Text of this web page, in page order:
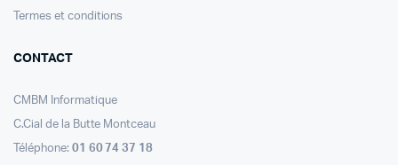
Termes et conditions
CONTACT
CMBM Informatique
C.Cial de la Butte Montceau
Téléphone: 01 60 74 37 18